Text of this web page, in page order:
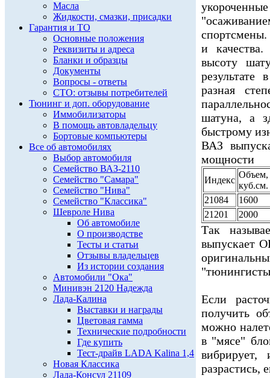
Масла
Жидкости, смазки, присадки
Гарантия и ТО
Основные положения
Реквизиты и адреса
Бланки и образцы
Документы
Вопросы - ответы
СТО: отзывы потребителей
Тюнинг и доп. оборудование
Иммобилизаторы
В помощь автовладельцу
Бортовые компьютеры
Все об автомобилях
Выбор автомобиля
Семейство ВАЗ-2110
Семейство "Самара"
Семейство "Нива"
Семейство "Классика"
Шевроле Нива
Об автомобиле
О производстве
Тесты и статьи
Отзывы владельцев
Из истории создания
Автомобили "Ока"
Минивэн 2120 Надежда
Лада-Калина
Выставки и награды
Цветовая гамма
Технические подробности
Где купить
Тест-драйв LADA Kalina 1,4
Новая Классика
Лада-Консул 21109
спортсмены.
и
высоту
результате
разная
шатуна, а
быстрому
ВАЗ
мощности
Индекс
Объем,
куб.см.
21084
1600
21201
2000
Так
выпускает
Если
получить
можно
в "мясе"
разрастись,